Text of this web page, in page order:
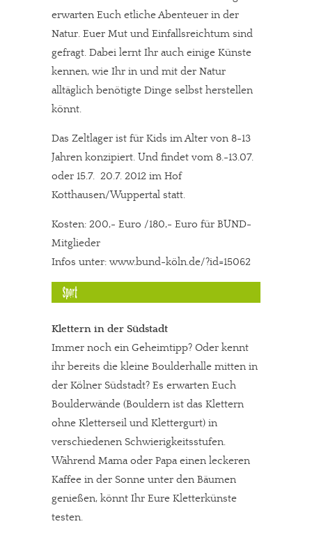
Solltest Du unsere unabhängige Berichterstattung schätzen,
kannst Du uns mit einer kleinen Spende unterstützen.
Paypal - danke@meinesuedstadt.de
JETZT SPENDEN
erwarten Euch etliche Abenteuer in der
Natur. Euer Mut und Einfallsreichtum sind
gefragt. Dabei lernt Ihr auch einige Künste
kennen, wie Ihr in und mit der Natur
alltäglich benötigte Dinge selbst herstellen
könnt.
Das Zeltlager ist für Kids im Alter von 8-13
Jahren konzipiert. Und findet vom 8.-13.07.
oder 15.7.  20.7. 2012 im Hof
Kotthausen/Wuppertal statt.
Kosten: 200,- Euro /180,- Euro für BUND-
Mitglieder
Infos unter: www.bund-köln.de/?id=15062
Klettern in der Südstadt
Immer noch ein Geheimtipp? Oder kennt
ihr bereits die kleine Boulderhalle mitten in
der Kölner Südstadt? Es erwarten Euch
Boulderwände (Bouldern ist das Klettern
ohne Kletterseil und Klettergurt) in
verschiedenen Schwierigkeitsstufen.
Während Mama oder Papa einen leckeren
Kaffee in der Sonne unter den Bäumen
genießen, könnt Ihr Eure Kletterkünste
testen.